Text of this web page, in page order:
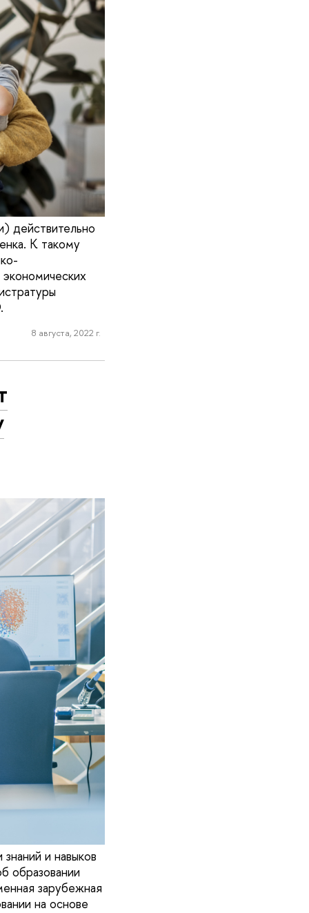
действительно
К такому
8 августа, 2022 г.
и навыков
образовании
зарубежная
на основе